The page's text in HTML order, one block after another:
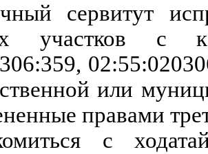
сервитут
участков с
или
правами
с